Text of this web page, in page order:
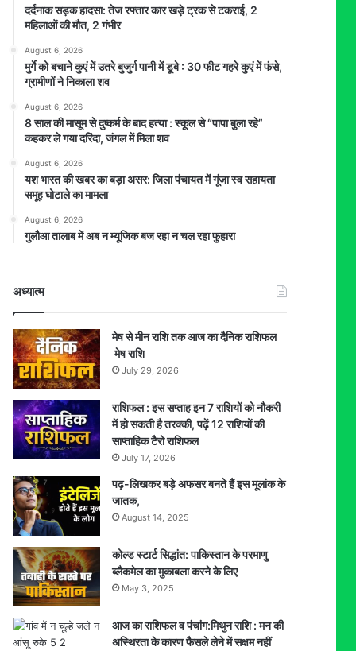
दर्दनाक सड़क हादसा: तेज रफ्तार कार खड़े ट्रक से टकराई, 2
महिलाओं की मौत, 2 गंभीर
August 6, 2026
मुर्गे को बचाने कुएं में उतरे बुजुर्ग पानी में डूबे : 30 फीट गहरे कुएं में फंसे,
ग्रामीणों ने निकाला शव
August 6, 2026
8 साल की मासूम से दुष्कर्म के बाद हत्या : स्कूल से “पापा बुला रहे”
कहकर ले गया दरिंदा, जंगल में मिला शव
August 6, 2026
यश भारत की खबर का बड़ा असर: जिला पंचायत में गूंजा स्व सहायता
समूह घोटाले का मामला
August 6, 2026
गुलौआ तालाब में अब न म्यूजिक बज रहा न चल रहा फुहारा
अध्यात्म
मेष से मीन राशि तक आज का दैनिक राशिफल
मेष राशि
July 29, 2026
राशिफल : इस सप्ताह इन 7 राशियों को नौकरी
में हो सकती है तरक्की, पढ़ें 12 राशियों की
साप्ताहिक टैरो राशिफल
July 17, 2026
पढ़-लिखकर बड़े अफसर बनते हैं इस मूलांक के
जातक,
August 14, 2025
कोल्ड स्टार्ट सिद्धांत: पाकिस्तान के परमाणु
ब्लैकमेल का मुकाबला करने के लिए
May 3, 2025
आज का राशिफल व पंचांग:मिथुन राशि : मन की
अस्थिरता के कारण फैसले लेने में सक्षम नहीं